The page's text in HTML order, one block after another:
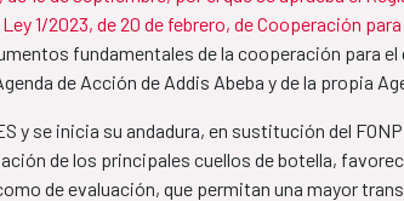
Ley 1/2023, de 20 de febrero, de Cooperación
fundamentales de la cooperación para
de Acción de Addis Abeba y de la propia
se inicia su andadura, en sustitución del
de los principales cuellos de botella,
de evaluación, que permitan una mayor